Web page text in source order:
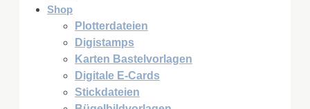
Shop
Plotterdateien
Digistamps
Karten Bastelvorlagen
Digitale E-Cards
Stickdateien